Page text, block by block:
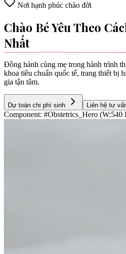
Nơi hạnh phúc chào đời
Chào Bé Yêu Theo
Nhất
Đồng hành cùng mẹ trong hành trình
khoa tiêu chuẩn quốc tế, trang thiết bị
gia tận tâm.
Dự toán chi phí sinh Liên hệ tư
Component: #Obstetrics_Hero (W:540